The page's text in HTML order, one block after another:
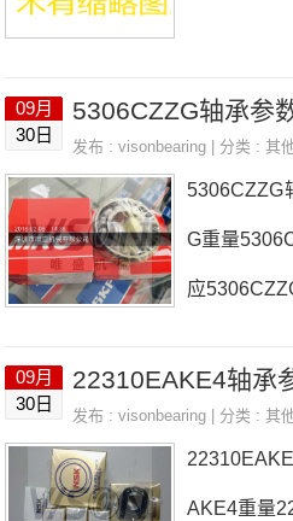
09月
30日
发布 :visonbearing | 分类 :其
5306CZZG
G重量
应
G轴承尺寸
09月
30日
发布 :visonbearing | 分类 :其
AKE4重量